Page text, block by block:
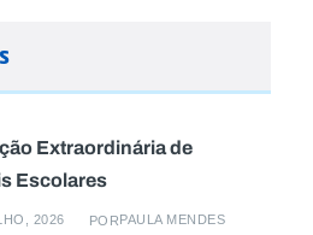
Extraordinária de
Escolares
2026 PORPAULA MENDES